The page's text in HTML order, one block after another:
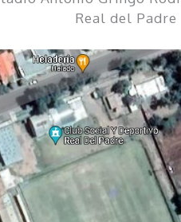
Real del Padre